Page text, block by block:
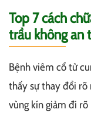
Top 7 cách
trầu không an
Bệnh viêm cổ tử
thấy sự thay đổi rõ
vùng kín giảm đi